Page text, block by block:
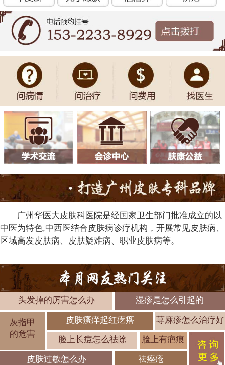
广州华医大皮肤科医院是经国家卫生部门批准成立的以
中医为特色,中西医结合皮肤病诊疗机构，开展常见皮肤病、
区域高发皮肤病、皮肤疑难病、职业皮肤病等。
头发掉的厉害怎么办 湿疹是怎么引起的
灰指甲
的危害
皮肤瘙痒起红疙瘩 荨麻疹怎么治疗好
脸上长痘怎么祛除 脸上有疤痕
皮肤过敏怎么办 祛痤疮